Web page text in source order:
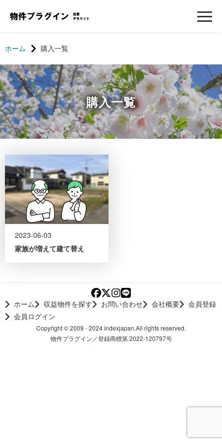
ホーム 購入一覧
購入一覧
2023-06-03
家族が増えて建て替え
ホーム 収益物件を探す お問い合わせ 会社概要
会員登録
会員ログイン
Copyright © 2009 - 2024 indexjapan.All rights reserved.
物件プラグイン／登録商標第 2022-120797号